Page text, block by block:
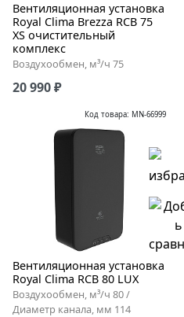
Вентиляционная установка
Royal Clima Brezza RCB 75
XS очистительный
комплекс
Воздухообмен, м³/ч 75
20 990 ₽
Код товара: MN-66999
Вентиляционная установка
Royal Clima RCB 80 LUX
Воздухообмен, м³/ч 80 /
Диаметр канала, мм 114